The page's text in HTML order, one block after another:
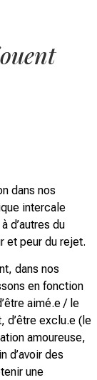
dans nos
intercale
d’autres du
et peur du rejet.
dans nos
en fonction
aimé.e / le
d’être exclu.e (le
amoureuse,
d’avoir des
une